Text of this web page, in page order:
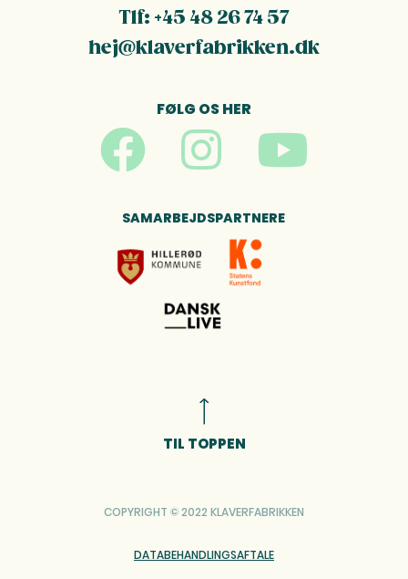
Tlf: +45 48 26 74 57
hej@klaverfabrikken.dk
FØLG OS HER
SAMARBEJDSPARTNERE
TIL TOPPEN
COPYRIGHT © 2022 KLAVERFABRIKKEN
DATABEHANDLINGSAFTALE